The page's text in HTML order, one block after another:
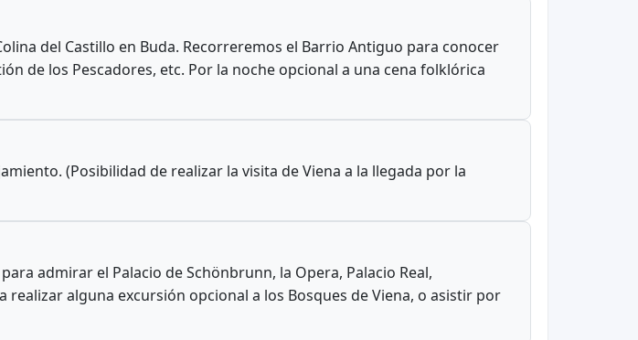
del Castillo en Buda. Recorreremos el Barrio Antiguo para conocer
de los Pescadores, etc. Por la noche opcional a una cena folklórica
(Posibilidad de realizar la visita de Viena a la llegada por la
admirar el Palacio de Schönbrunn, la Opera, Palacio Real,
alguna excursión opcional a los Bosques de Viena, o asistir por